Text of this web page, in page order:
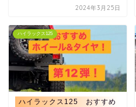
2024年3月25日
ハイラックス125
ハイラックス125 おすすめ